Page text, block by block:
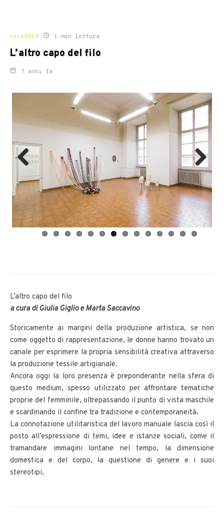
nice2019 1 min lettura
L’altro capo del filo
7 anni fa
Previ
ous
Next
L’altro capo del filo
a cura di Giulia Giglio e Marta Saccavino
Storicamente ai margini della produzione artistica, se non
come oggetto di rappresentazione, le donne hanno trovato un
canale per esprimere la propria sensibilità creativa attraverso
la produzione tessile artigianale.
Ancora oggi la loro presenza è preponderante nella sfera di
questo medium, spesso utilizzato per affrontare tematiche
proprie del femminile, oltrepassando il punto di vista maschile
e scardinando il confine tra tradizione e contemporaneità.
La connotazione utilitaristica del lavoro manuale lascia così il
posto all’espressione di temi, idee e istanze sociali, come il
tramandare immagini lontane nel tempo, la dimensione
domestica e del corpo, la questione di genere e i suoi
stereotipi.